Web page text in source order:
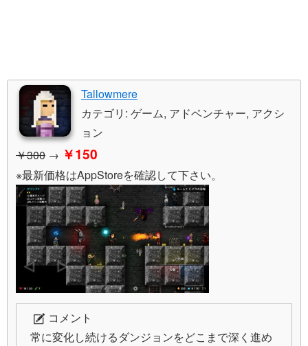
Tallowmere
カテゴリ: ゲーム, アドベンチャー, アクシ
ョン
￥300 → ￥150
※最新価格はAppStoreを確認して下さい。
コメント
常に変化し続けるダンジョンをどこまで深く進め